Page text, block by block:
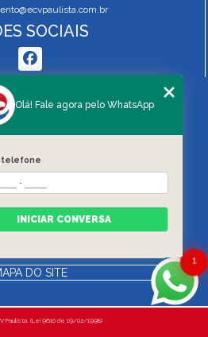
SOCIAIS
MENU
QUEM SOMOS
SERVIÇOS
BLOG
DE VISTORIA
MAPA DO SITE
Paulista. (Lei 9610 de 19/02/1998)
1
Olá! Fale agora pelo WhatsApp
telefone
INICIAR CONVERSA